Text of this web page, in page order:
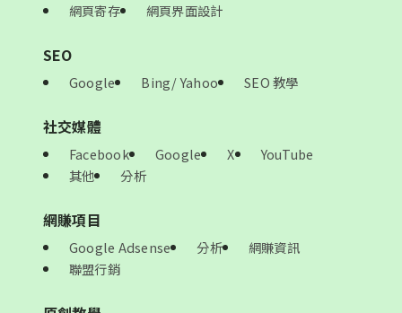
網頁寄存
網頁界面設計
SEO
Google Bing/ Yahoo SEO 教學
社交媒體
Facebook Google X
YouTube
其他
分析
網賺項目
Google Adsense 分析
網賺資訊
聯盟行銷